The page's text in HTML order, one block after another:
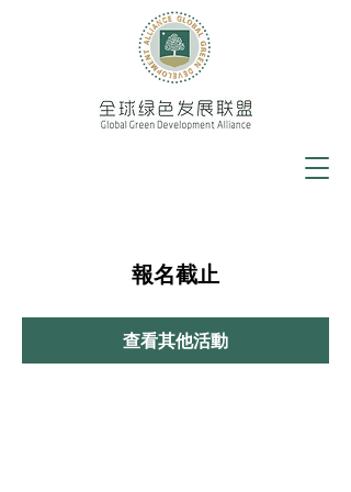
報名截止
查看其他活動